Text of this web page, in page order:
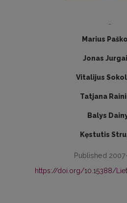
-
Marius
Jonas
Vitalijus
Tatjana
Balys
Kęstutis
Published
https://doi.org/10.15388/